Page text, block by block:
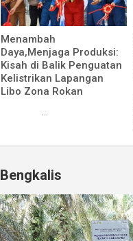
Menambah
Daya,Menjaga Produksi:
Kisah di Balik Penguatan
Kelistrikan Lapangan
Libo Zona Rokan
...
Bengkalis